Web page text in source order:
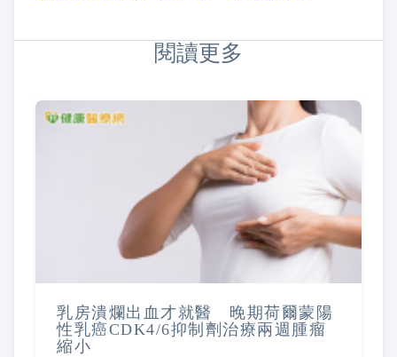
閱讀更多
乳房潰爛出血才就醫 晚期荷爾蒙陽
性乳癌CDK4/6抑制劑治療兩週腫瘤
縮小